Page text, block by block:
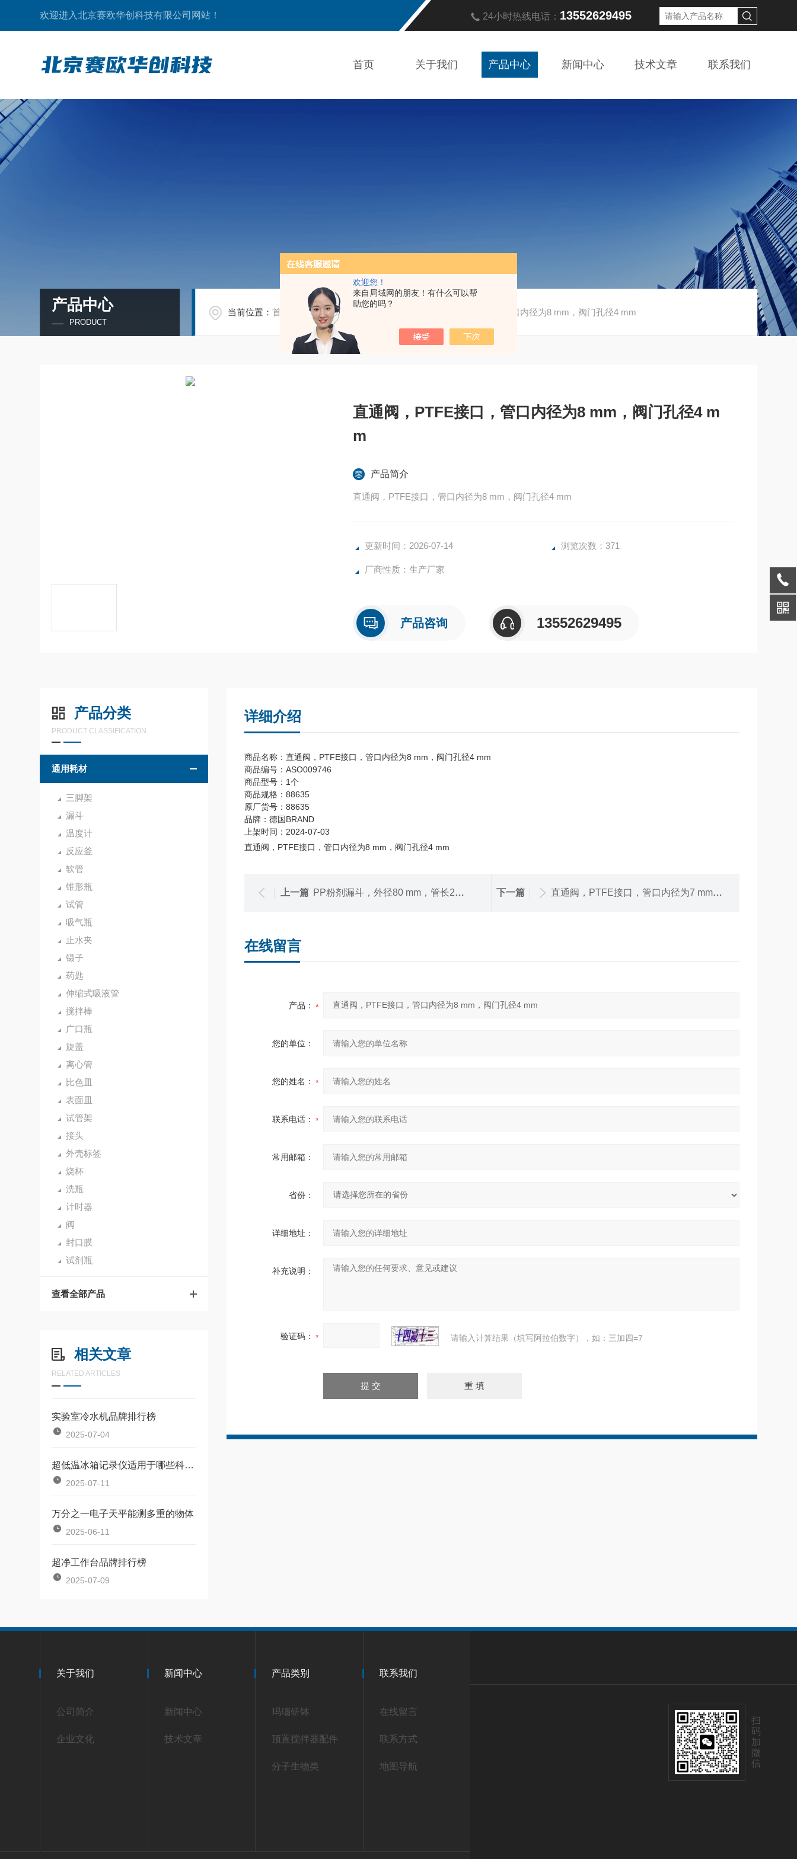
欢迎您！
来自局域网的朋友！有什么可以帮
助您的吗？
欢迎进入北京赛欧华创科技有限公司网站！ 24小时热线电话： 13552629495
首页 关于我们 产品中心 新闻中心 技术文章 联系我们
产品中心
PRODUCT
当前位置：首页 产品中心/ / 直通阀，PTFE接口，管口内径为8 mm，阀门孔径4 mm
直通阀，PTFE接口，管口内径为8 mm，阀门孔径4 m
m
产品简介
直通阀，PTFE接口，管口内径为8 mm，阀门孔径4 mm
更新时间：2026-07-14 浏览次数：371
厂商性质：生产厂家
产品咨询 13552629495
产品分类
PRODUCT CLASSIFICATION
通用耗材
三脚架
漏斗
温度计
反应釜
软管
锥形瓶
试管
吸气瓶
止水夹
镊子
药匙
伸缩式吸液管
搅拌棒
广口瓶
旋盖
离心管
比色皿
表面皿
试管架
接头
外壳标签
烧杯
洗瓶
计时器
阀
封口膜
试剂瓶
查看全部产品
相关文章
RELATED ARTICLES
实验室冷水机品牌排行榜
2025-07-04
超低温冰箱记录仪适用于哪些科研领域？
2025-07-11
万分之一电子天平能测多重的物体
2025-06-11
超净工作台品牌排行榜
2025-07-09
详细介绍
商品名称：直通阀，PTFE接口，管口内径为8 mm，阀门孔径4 mm
商品编号：ASO009746
商品型号：1个
商品规格：88635
原厂货号：88635
品牌：德国BRAND
上架时间：2024-07-03
直通阀，PTFE接口，管口内径为8 mm，阀门孔径4 mm
上一篇 PP粉剂漏斗，外径80 mm，管长23 mm 下一篇 直通阀，PTFE接口，管口内径为7 mm，阀门孔径4 mm
在线留言
产品：
您的单位：
您的姓名：
联系电话：
常用邮箱：
省份：
详细地址：
补充说明：
验证码： 请输入计算结果（填写阿拉伯数字），如：三加四=7
关于我们
公司简介
企业文化
新闻中心
新闻中心
技术文章
产品类别
玛瑙研钵
顶置搅拌器配件
分子生物类
联系我们
在线留言
联系方式
地图导航
扫
码
加
微
信